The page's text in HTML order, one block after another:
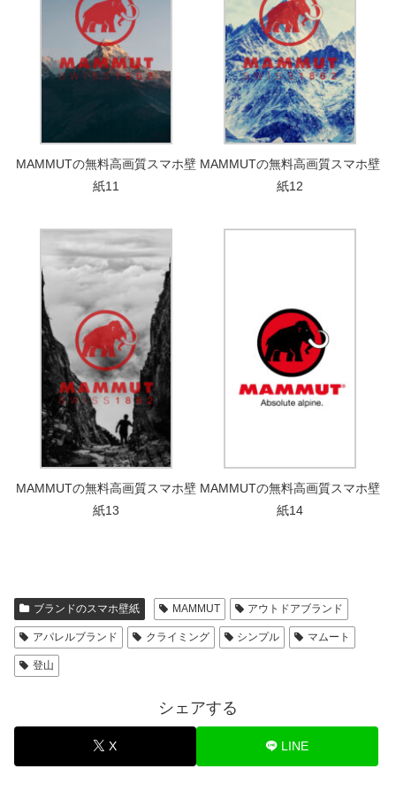
MAMMUTの無料高画質スマホ壁
紙11
MAMMUTの無料高画質スマホ壁
紙12
MAMMUTの無料高画質スマホ壁
紙13
MAMMUTの無料高画質スマホ壁
紙14
ブランドのスマホ壁紙 MAMMUT アウトドアブランド
アパレルブランド クライミング シンプル マムート
登山
シェアする
X LINE